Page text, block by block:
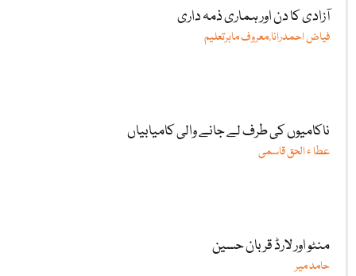
آزادی کا دن اور ہماری ذمہ داری
فیاض احمدرانا،معروف ماہرتعلیم
ناکامیوں کی طرف لے جانے والی کامیابیاں
عطا ء الحق قاسمی
منٹو اور لارڈ قربان حسین
حامد میر